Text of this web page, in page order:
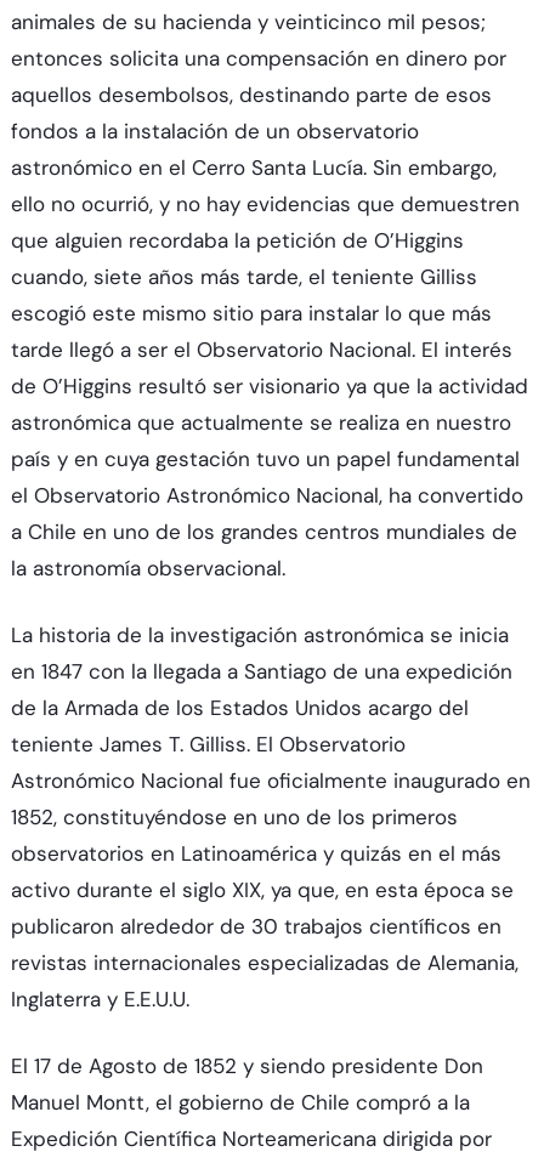
animales de su hacienda y veinticinco mil pesos;
entonces solicita una compensación en dinero por
aquellos desembolsos, destinando parte de esos
fondos a la instalación de un observatorio
astronómico en el Cerro Santa Lucía. Sin embargo,
ello no ocurrió, y no hay evidencias que demuestren
que alguien recordaba la petición de O’Higgins
cuando, siete años más tarde, el teniente Gilliss
escogió este mismo sitio para instalar lo que más
tarde llegó a ser el Observatorio Nacional. El interés
de O’Higgins resultó ser visionario ya que la actividad
astronómica que actualmente se realiza en nuestro
país y en cuya gestación tuvo un papel fundamental
el Observatorio Astronómico Nacional, ha convertido
a Chile en uno de los grandes centros mundiales de
la astronomía observacional.
La historia de la investigación astronómica se inicia
en 1847 con la llegada a Santiago de una expedición
de la Armada de los Estados Unidos acargo del
teniente James T. Gilliss. El Observatorio
Astronómico Nacional fue oficialmente inaugurado en
1852, constituyéndose en uno de los primeros
observatorios en Latinoamérica y quizás en el más
activo durante el siglo XIX, ya que, en esta época se
publicaron alrededor de 30 trabajos científicos en
revistas internacionales especializadas de Alemania,
Inglaterra y E.E.U.U.
El 17 de Agosto de 1852 y siendo presidente Don
Manuel Montt, el gobierno de Chile compró a la
Expedición Científica Norteamericana dirigida por